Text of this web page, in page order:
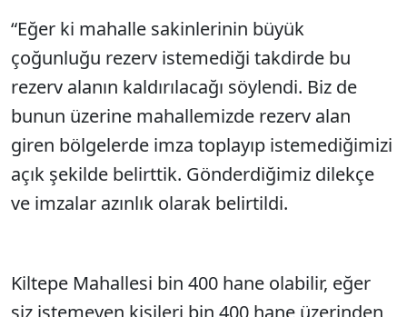
“Eğer ki mahalle sakinlerinin büyük
çoğunluğu rezerv istemediği takdirde bu
rezerv alanın kaldırılacağı söylendi. Biz de
bunun üzerine mahallemizde rezerv alan
giren bölgelerde imza toplayıp istemediğimizi
açık şekilde belirttik. Gönderdiğimiz dilekçe
ve imzalar azınlık olarak belirtildi.
Kiltepe Mahallesi bin 400 hane olabilir, eğer